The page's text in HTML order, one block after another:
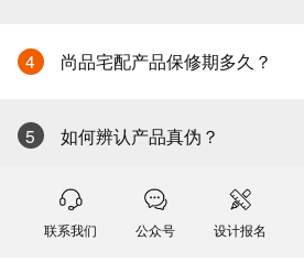
4 尚品宅配产品保修期多久？
5 如何辨认产品真伪？
联系方式
联系我们 公众号 设计报名